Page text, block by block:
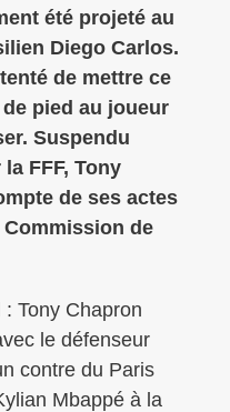
été projeté au
Diego Carlos.
de mettre ce
pied au joueur
Suspendu
FFF, Tony
de ses actes
de
: Tony Chapron
le défenseur
contre du Paris
Mbappé à la